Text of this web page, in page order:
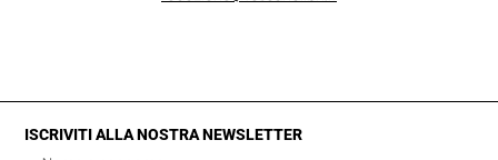
ISCRIVITI ALLA NOSTRA NEWSLETTER